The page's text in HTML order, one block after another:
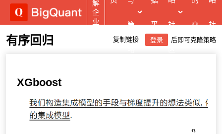
解
企
业
策 平 社 交 社
有序回归 复制链接 登录 后即可克隆策略